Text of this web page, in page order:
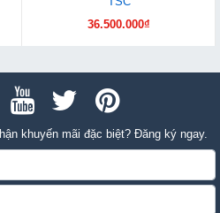
36.500.000₫
khuyến mãi đặc biệt? Đăng ký ngay.